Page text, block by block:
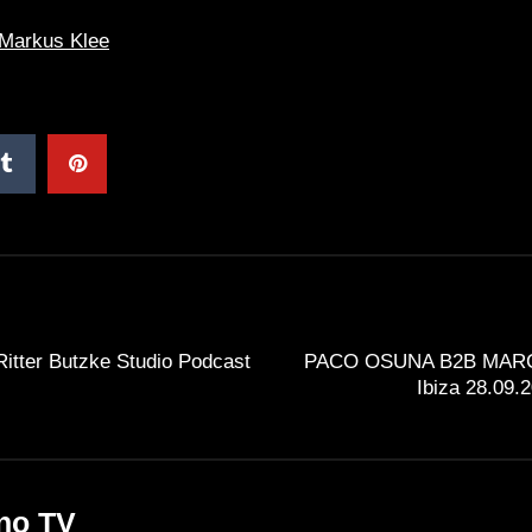
Klee
Butzke Studio Podcast
PACO OSUNA B2B
Ibiza
TV